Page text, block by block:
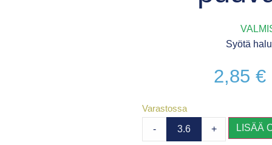
Syötä
2,85 €
Varastossa
- + LISÄÄ